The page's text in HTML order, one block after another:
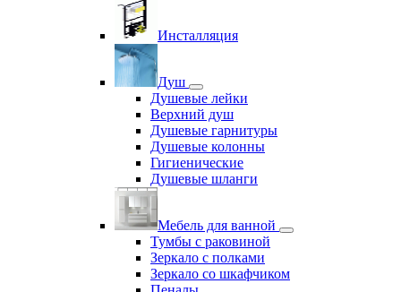
Инсталляция
Душ
Душевые лейки
Верхний душ
Душевые гарнитуры
Душевые колонны
Гигиенические
Душевые шланги
Мебель для ванной
Тумбы с раковиной
Зеркало с полками
Зеркало со шкафчиком